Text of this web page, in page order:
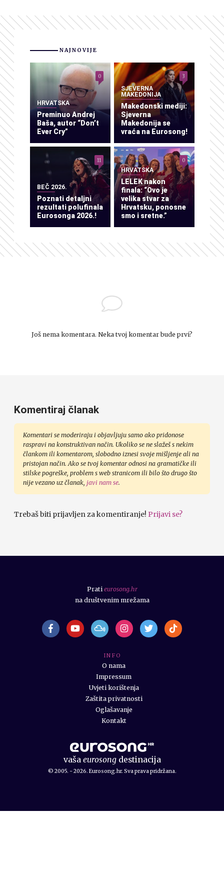
NAJNOVIJE
HRVATSKA
Preminuo Andrej
Baša, autor “Don’t
Ever Cry”
0
SJEVERNA
MAKEDONIJA
Makedonski mediji:
Sjeverna
Makedonija se
vraća na Eurosong!
3
BEČ 2026.
Poznati detaljni
rezultati polufinala
Eurosonga 2026.!
11
HRVATSKA
LELEK nakon
finala: “Ovo je
velika stvar za
Hrvatsku, ponosne
smo i sretne.”
0
Još nema komentara. Neka tvoj komentar bude prvi?
Komentiraj članak
Komentari se moderiraju i objavljuju samo ako pridonose
raspravi na konstruktivan način. Ukoliko se ne slažeš s nekim
člankom ili komentarom, slobodno iznesi svoje mišljenje ali na
pristojan način. Ako se tvoj komentar odnosi na gramatičke ili
stilske pogreške, problem s web stranicom ili bilo što drugo što
nije vezano uz članak, javi nam se.
Trebaš biti prijavljen za komentiranje! Prijavi se?
vaša eurosongdestinacija
© 2005. - 2026. Eurosong.hr. Sva prava pridržana.
I N F O
O nama
Impressum
Uvjeti korištenja
Zaštita privatnosti
Oglašavanje
Kontakt
Prati eurosong.hr
na društvenim mrežama